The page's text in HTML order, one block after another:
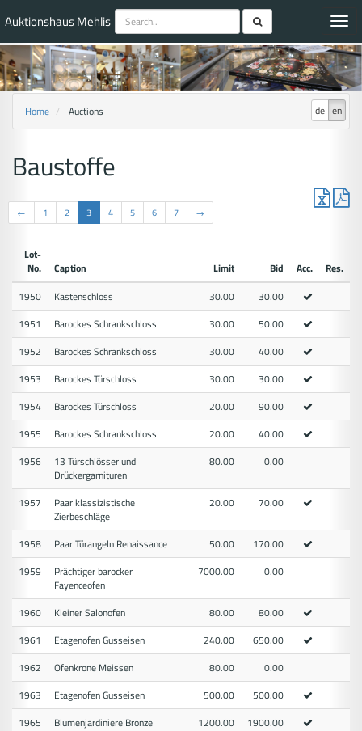
Auktionshaus Mehlis
de en
Home Auctions
Baustoffe
← 1 2 3 4 5 6 7 →
Lot-
No.
Caption Limit Bid Acc.
Res.
1950
Kastenschloss 30.00
30.00
1951
Barockes Schrankschloss 30.00
50.00
1952
Barockes Schrankschloss 30.00
40.00
1953
Barockes Türschloss 30.00
30.00
1954
Barockes Türschloss 20.00
90.00
1955
Barockes Schrankschloss 20.00
40.00
1956
13 Türschlösser und
Drückergarnituren
80.00 0.00
1957
Paar klassizistische
Zierbeschläge
20.00 70.00
1958 Paar Türangeln Renaissance 50.00
170.00
1959
Prächtiger barocker
Fayenceofen
7000.00 0.00
1960 Kleiner Salonofen 80.00
80.00
1961
Etagenofen Gusseisen 240.00
650.00
1962
Ofenkrone Meissen 80.00
0.00
1963
Etagenofen Gusseisen 500.00
500.00
1965
Blumenjardiniere Bronze 1200.00
1900.00